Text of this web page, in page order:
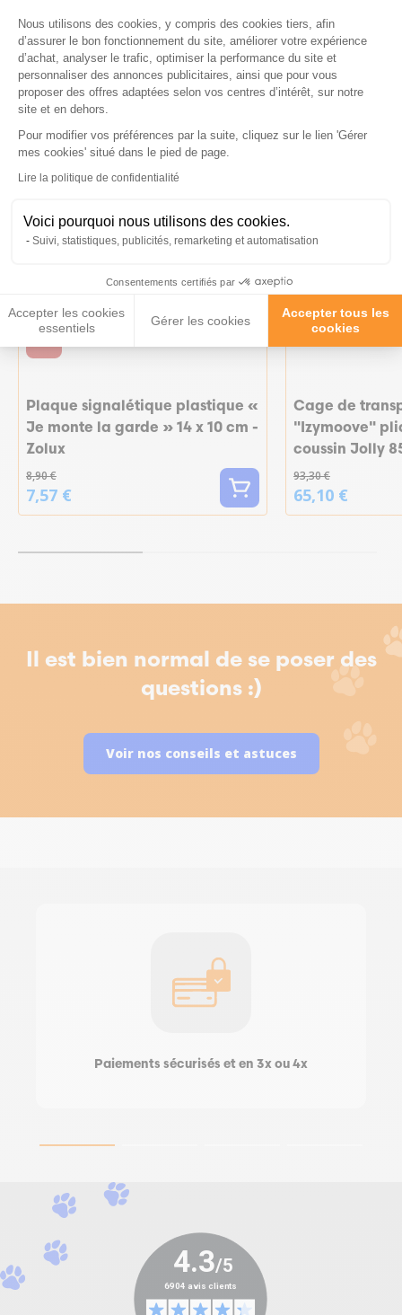
Plateforme de Gestion du
Nous utilisons des cookies, y compris des cookies tiers, afin
d’assurer le bon fonctionnement du site, améliorer votre expérience
d’achat, analyser le trafic, optimiser la performance du site et
personnaliser des annonces publicitaires, ainsi que pour vous
proposer des offres adaptées selon vos centres d’intérêt, sur notre
site et en dehors.
Pour modifier vos préférences par la suite, cliquez sur le lien 'Gérer
mes cookies' situé dans le pied de page.
Lire la politique de confidentialité
Voici pourquoi nous utilisons des cookies.
Suivi, statistiques, publicités, remarketing et automatisation
Consentements certifiés par
Accepter les cookies
essentiels
Gérer les cookies
Accepter tous les
cookies
Axeptio consent
Ces produits peuvent vous
intéresser
Plaque signalétique plastique «
Je monte la garde » 14 x 10 cm -
Zolux
8,90 €
7,57 €
Cage de
"Izymoove"
coussin Jolly
93,30 €
65,10 €
Il est bien normal de se poser des
questions :)
Voir nos conseils et astuces
Paiements sécurisés et en 3x ou 4x